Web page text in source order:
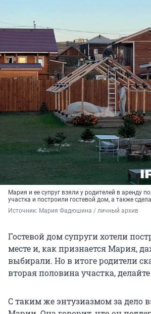
Мария и ее супруг взяли у родителей в аренду
участка и построили гостевой дом, а также
Источник: Мария Фадюшина / личный архив
Гостевой дом супруги хотели
месте и, как признается Мария,
выбирали. Но в итоге родители
вторая половина участка, делайте
С таким же энтузиазмом за дело